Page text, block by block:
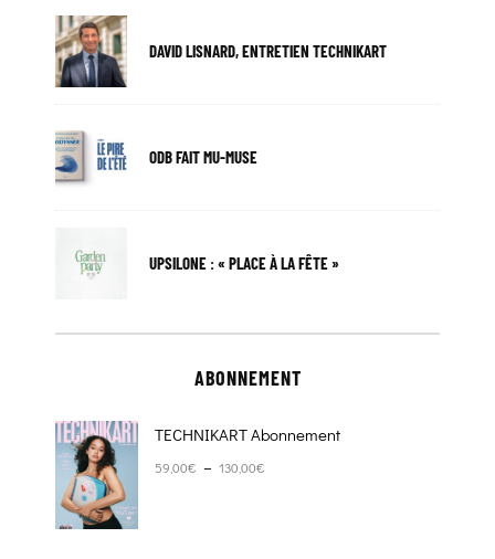
DAVID LISNARD, ENTRETIEN TECHNIKART
ODB FAIT MU-MUSE
UPSILONE : « PLACE À LA FÊTE »
ABONNEMENT
TECHNIKART Abonnement
59,00€ – 130,00€